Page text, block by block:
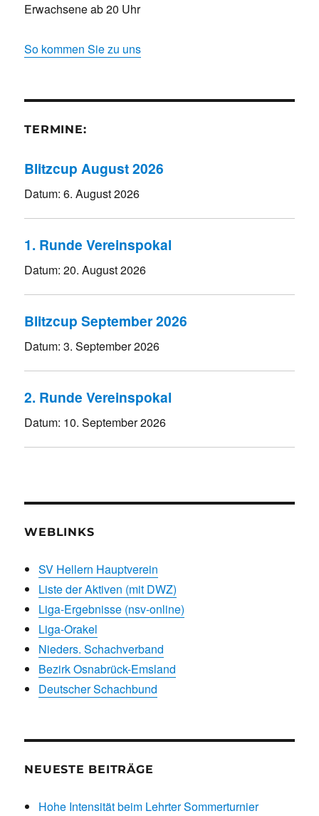
Erwachsene ab 20 Uhr
So kommen Sie zu uns
TERMINE:
Blitzcup August 2026
Datum:6. August 2026
1. Runde Vereinspokal
Datum:20. August 2026
Blitzcup September 2026
Datum:3. September 2026
2. Runde Vereinspokal
Datum: 10. September 2026
WEBLINKS
SV Hellern Hauptverein
Liste der Aktiven (mit DWZ)
Liga-Ergebnisse (nsv-online)
Liga-Orakel
Nieders. Schachverband
Bezirk Osnabrück-Emsland
Deutscher Schachbund
NEUESTE BEITRÄGE
Hohe Intensität beim Lehrter Sommerturnier